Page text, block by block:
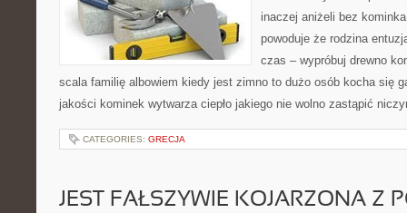
inaczej aniżeli bez
powoduje że rodzina
czas – wypróbuj drewno
scala familię albowiem kiedy jest zimno to dużo osób kocha się
jakości kominek wytwarza ciepło jakiego nie wolno zastąpić
CATEGORIES: GRECJA
JEST FAŁSZYWIE KOJARZONA Z